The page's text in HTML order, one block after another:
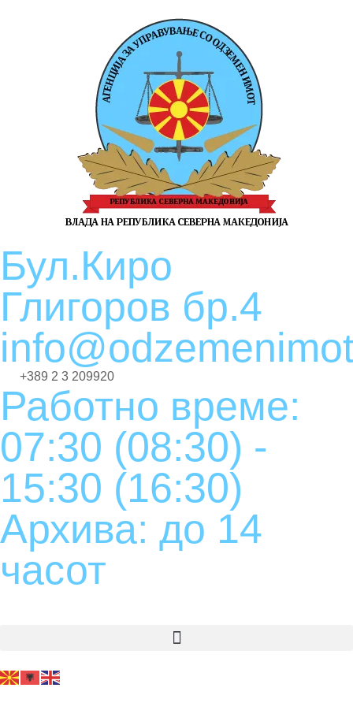
Бул.Киро
Глигоров бр.4
+389 2 3 209920
Работно време:
07:30 (08:30) -
15:30 (16:30)
Архива: до 14
часот